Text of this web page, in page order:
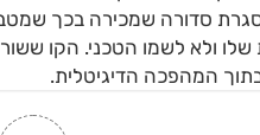
סדורה שמכירה בכך שמטבע
ולא לשמו הטכני. הקו
המהפכה הדיגיטלית.